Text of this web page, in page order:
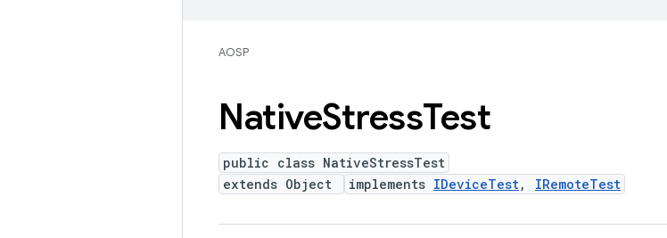
AOSP
NativeStressTest
public class NativeStressTest
extends Object
implements IDeviceTest, IRemoteTest